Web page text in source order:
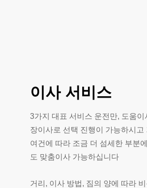
이사 서비스
3가지 대표 서비스 운전만, 도움이
장이사로 선택 진행이 가능하시고
여건에 따라 조금 더 섬세한 부분
도 맞춤이사 가능하십니다
거리, 이사 방법, 짐의 양에 따라